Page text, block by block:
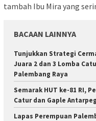
tambah Ibu Mira yang
BACAAN LAINNYA
Tunjukkan Strategi
Juara 2 dan 3 Lomba
Palembang Raya
Semarak HUT ke-81 RI,
Catur dan Gaple
Lapas Perempuan